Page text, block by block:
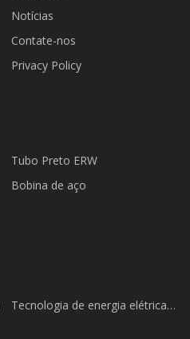
Notícias
Contate-nos
Privacy Policy
Tubo Preto ERW
Bobina de aço
Tecnologia de energia elétrica